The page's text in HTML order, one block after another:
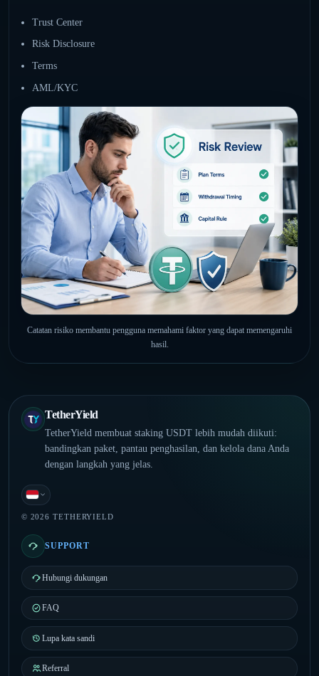
Trust Center
Risk Disclosure
Terms
AML/KYC
Catatan risiko membantu pengguna memahami faktor yang dapat memengaruhi
hasil.
TetherYield
TetherYield membuat staking USDT lebih mudah diikuti:
bandingkan paket, pantau penghasilan, dan kelola dana Anda
dengan langkah yang jelas.
Indonesia
© 2026 TETHERYIELD
SUPPORT
Hubungi dukungan
FAQ
Lupa kata sandi
Referral